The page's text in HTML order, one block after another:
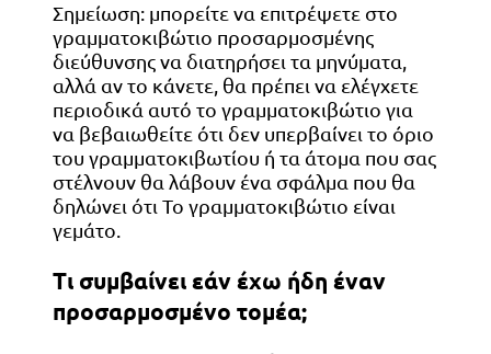
Σημείωση: μπορείτε να επιτρέψετε στο
γραμματοκιβώτιο προσαρμοσμένης
διεύθυνσης να διατηρήσει τα μηνύματα,
αλλά αν το κάνετε, θα πρέπει να ελέγχετε
περιοδικά αυτό το γραμματοκιβώτιο για
να βεβαιωθείτε ότι δεν υπερβαίνει το όριο
του γραμματοκιβωτίου ή τα άτομα που σας
στέλνουν θα λάβουν ένα σφάλμα που θα
δηλώνει ότι Το γραμματοκιβώτιο είναι
γεμάτο.
Τι συμβαίνει εάν έχω ήδη έναν
προσαρμοσμένο τομέα;